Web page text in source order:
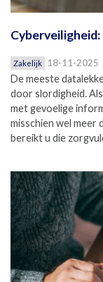
Zakelijk 18-11-2025
De meeste
door slordigheid.
met gevoelige
misschien wel meer
bereikt u die